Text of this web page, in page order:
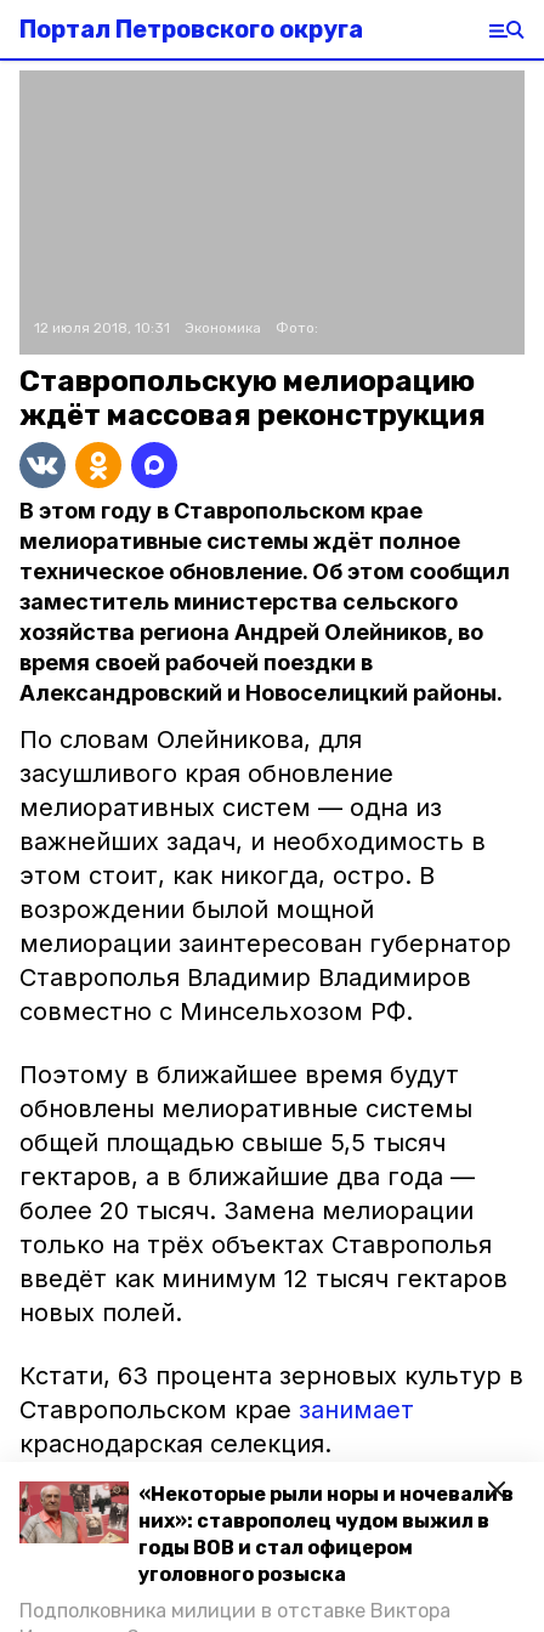
«Некоторые рыли норы и ночевали в
них»: ставрополец чудом выжил в
годы ВОВ и стал офицером
уголовного розыска
Подполковника милиции в отставке Виктора
Портал Петровского округа
12 июля 2018, 10:31 Экономика Фото:
Ставропольскую мелиорацию
ждёт массовая реконструкция
В этом году в Ставропольском крае
мелиоративные системы ждёт полное
техническое обновление. Об этом сообщил
заместитель министерства сельского
хозяйства региона Андрей Олейников, во
время своей рабочей поездки в
Александровский и Новоселицкий районы.
По словам Олейникова, для
засушливого края обновление
мелиоративных систем — одна из
важнейших задач, и необходимость в
этом стоит, как никогда, остро. В
возрождении былой мощной
мелиорации заинтересован губернатор
Ставрополья Владимир Владимиров
совместно с Минсельхозом РФ.
Поэтому в ближайшее время будут
обновлены мелиоративные системы
общей площадью свыше 5,5 тысяч
гектаров, а в ближайшие два года —
более 20 тысяч. Замена мелиорации
только на трёх объектах Ставрополья
введёт как минимум 12 тысяч гектаров
новых полей.
Кстати, 63 процента зерновых культур в
Ставропольском крае занимает
краснодарская селекция.